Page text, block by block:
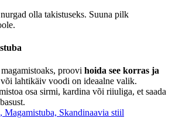
olla takistuseks. Suuna pilk
proovi hoida see korras ja
lahtikäiv voodi on ideaalne valik.
osa sirmi, kardina või riiuliga, et saada